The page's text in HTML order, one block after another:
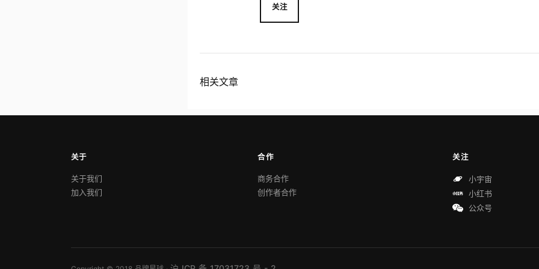
关注
相关文章
关于
关于我们
加入我们
合作
商务合作
创作者合作
关注
小宇宙
小红书
公众号